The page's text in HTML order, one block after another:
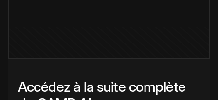
Accédez à la suite complète